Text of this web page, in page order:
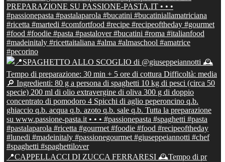
📍CAPPELLACCI DI ZUCCA FERRARESI 🕰Tempo di pr